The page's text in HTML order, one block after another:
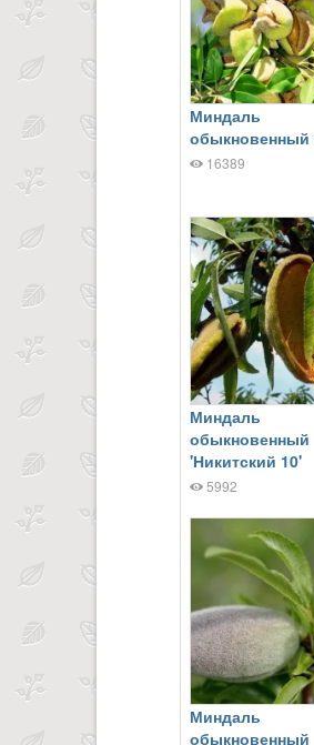
Миндаль
16389
Миндаль
обыкновенный
'Никитский 10'
5992
Миндаль
обыкновенный